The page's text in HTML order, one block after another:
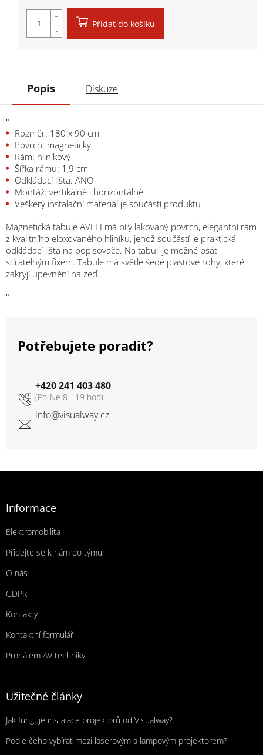
Přidat do košíku
Popis Diskuze
"
Rozměr: 180 x 90 cm
Povrch: magnetický
Rám: hliníkový
Šířka rámu: 1,9 cm
Odkládací lišta: ANO
Montáž: vertikálně i horizontálně
Veškerý instalační materiál je součástí produktu
Magnetická tabule AVELI má bílý lakovaný povrch, elegantní rám
z kvalitního eloxovaného hliníku, jehož součástí je praktická
odkládací lišta na popisovače. Na tabuli je možné psát
stíratelným fixem. Tabule má světle šedé plastové rohy, které
zakryjí upevnění na zeď.
"
Potřebujete poradit?
info@visualway.cz
+420 241 403 480
Informace
Elektromobilita
Přidejte se k nám do týmu!
O nás
GDPR
Kontakty
Kontaktní formulář
Pronájem AV techniky
Užitečné články
Jak funguje instalace projektorů od Visualway?
Podle čeho vybírat mezi laserovým a lampovým projektorem?